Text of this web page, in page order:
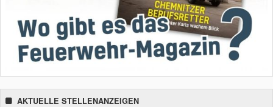
AKTUELLE STELLENANZEIGEN